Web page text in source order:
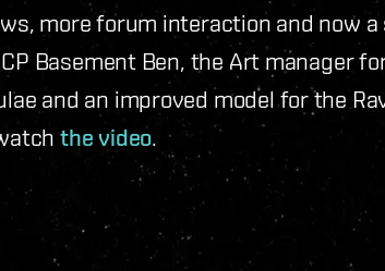
more forum interaction and now
Basement Ben, the Art manager
and an improved model for the
the video.